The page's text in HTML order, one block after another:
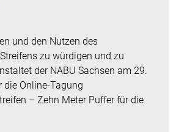
und den Nutzen des
zu würdigen und zu
der NABU Sachsen am 29.
die Online-Tagung
– Zehn Meter Puffer für die